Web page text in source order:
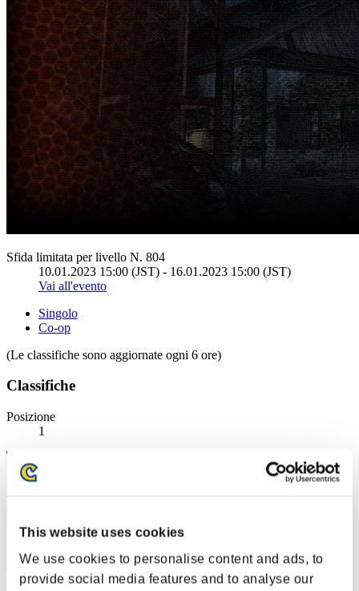
This website uses cookies
We use cookies to personalise content and ads, to
provide social media features and to analyse our
Sfida limitata per livello N. 804
10.01.2023 15:00 (JST) - 16.01.2023 15:00 (JST)
Vai all'evento
Singolo
Co-op
(Le classifiche sono aggiornate ogni 6 ore)
Classifiche
Posizione
1